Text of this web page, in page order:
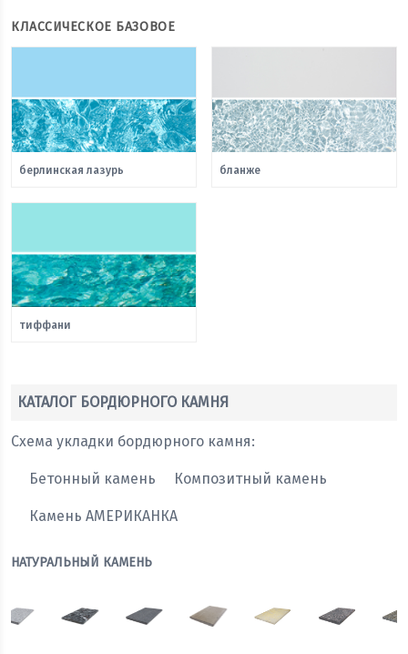
КЛАССИЧЕСКОЕ БАЗОВОЕ
берлинская лазурь бланже
тиффани
КАТАЛОГ БОРДЮРНОГО КАМНЯ
Схема укладки бордюрного камня:
Бетонный камень Композитный камень
Камень АМЕРИКАНКА
НАТУРАЛЬНЫЙ КАМЕНЬ